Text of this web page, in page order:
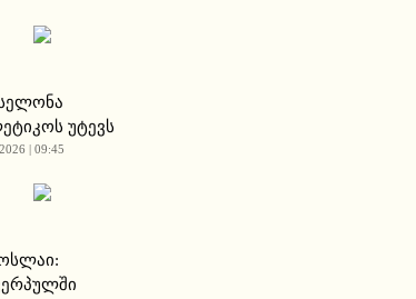
უტევს
| 09:45